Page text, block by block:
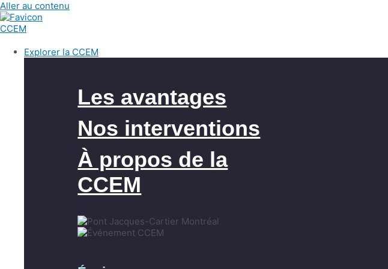
Aller au contenu
Explorer la CCEM
Les avantages
Nos interventions
À propos de la
CCEM